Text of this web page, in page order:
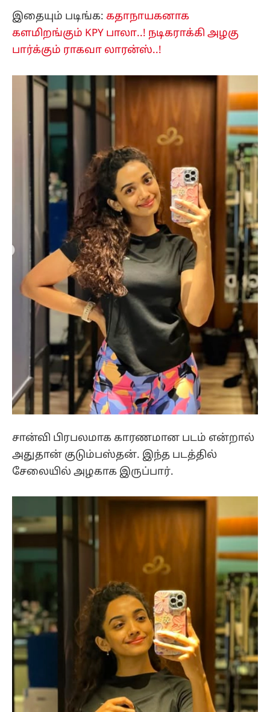
இதையும் படிங்க: கதாநாயகனாக
களமிறங்கும் KPY பாலா..! நடிகராக்கி அழகு
பார்க்கும் ராகவா லாரன்ஸ்..!
சான்வி பிரபலமாக காரணமான படம் என்றால்
அதுதான் குடும்பஸ்தன். இந்த படத்தில்
சேலையில் அழகாக இருப்பார்.